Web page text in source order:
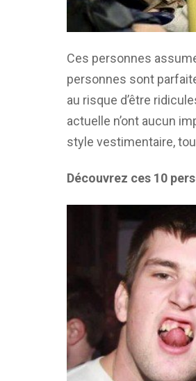
Ces personnes
personnes sont
au risque d’être
actuelle n’ont aucun
style vestimentaire,
Découvrez ces 10